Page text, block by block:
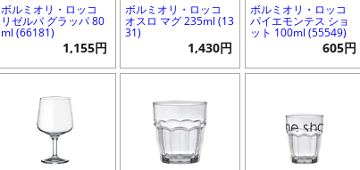
ボルミオリ・ロッコ
リゼルバ グラッパ 80
ml (66181)
1,155円
ボルミオリ・ロッコ
オスロ マグ 235ml (13
31)
1,430円
ボルミオリ・ロッコ
パイエモンテス ショ
ット 100ml (55549)
605円